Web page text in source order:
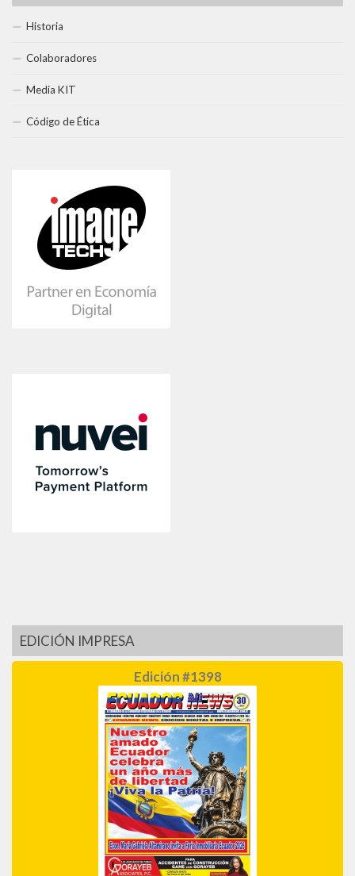
Historia
Colaboradores
Media KIT
Código de Ética
EDICIÓN IMPRESA
Edición #1398